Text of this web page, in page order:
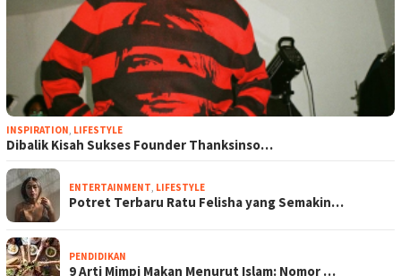
INSPIRATION, LIFESTYLE
Dibalik Kisah Sukses Founder Thanksinso…
ENTERTAINMENT, LIFESTYLE
Potret Terbaru Ratu Felisha yang Semakin…
PENDIDIKAN
9 Arti Mimpi Makan Menurut Islam: Nomor …